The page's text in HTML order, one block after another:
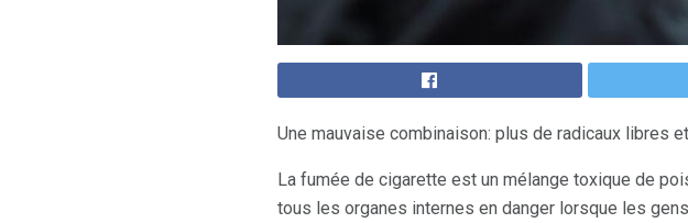
Une mauvaise combinaison: plus de radicaux libres
La fumée de cigarette est un mélange toxique de
tous les organes internes en danger lorsque les